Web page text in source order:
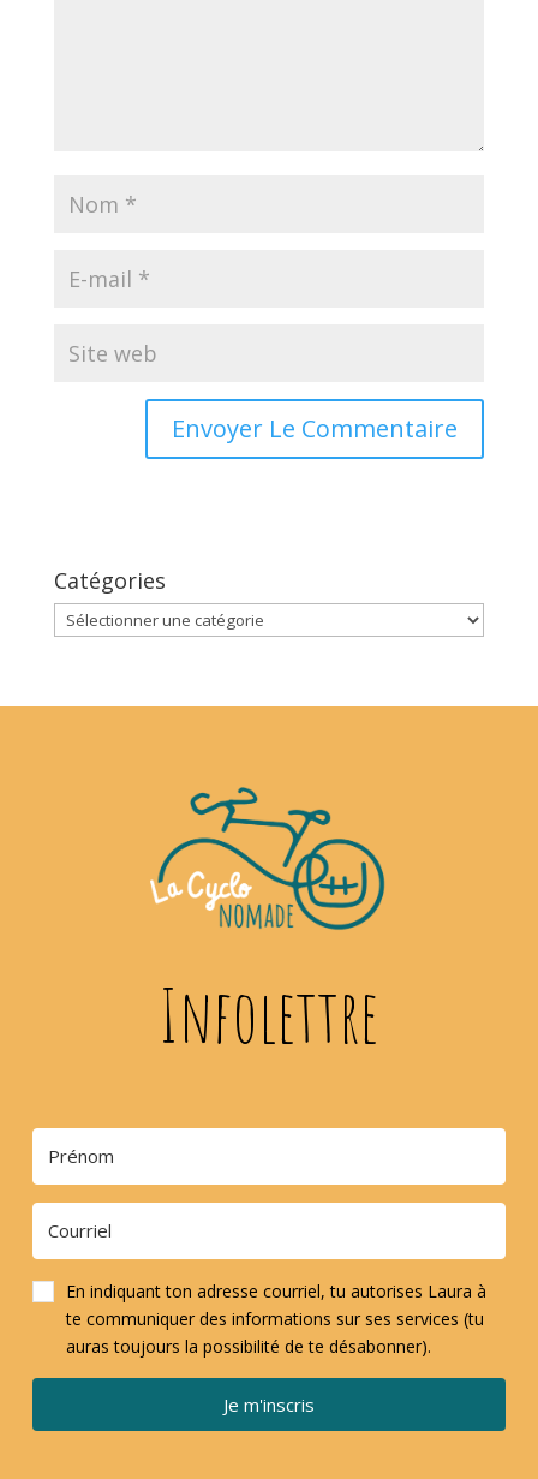
Catégories
Catégories
Infolettre
En indiquant ton adresse courriel, tu autorises Laura à
te communiquer des informations sur ses services (tu
auras toujours la possibilité de te désabonner).
Je m'inscris